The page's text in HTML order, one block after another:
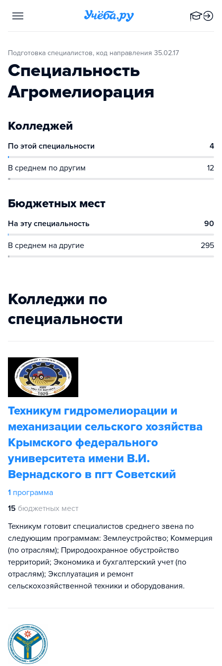
Подготовка специалистов, код направления 35.02.17
Специальность
Агромелиорация
Колледжей
По этой специальности 4
В среднем по другим 12
Бюджетных мест
На эту специальность 90
В среднем на другие 295
Колледжи по
специальности
Техникум гидромелиорации и
механизации сельского хозяйства
Крымского федерального
университета имени В.И.
Вернадского в пгт Советский
1 программа
15 бюджетных мест
Техникум готовит специалистов среднего звена по
следующим программам: Землеустройство; Коммерция
(по отраслям); Природоохранное обустройство
территорий; Экономика и бухгалтерский учет (по
отраслям); Эксплуатация и ремонт
сельскохозяйственной техники и оборудования.